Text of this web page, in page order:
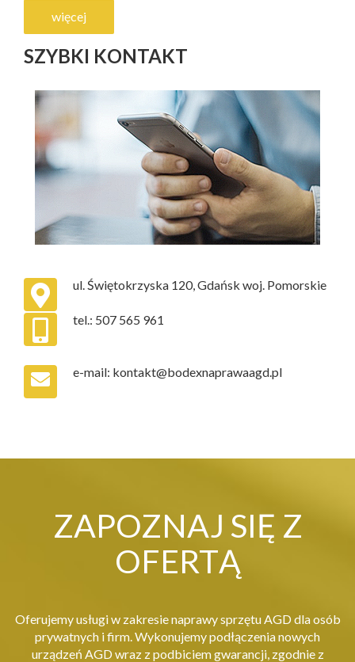
więcej
SZYBKI KONTAKT
ul. Świętokrzyska 120, Gdańsk woj. Pomorskie
tel.: 507 565 961
e-mail: kontakt@bodexnaprawaagd.pl
ZAPOZNAJ SIĘ Z
OFERTĄ
Oferujemy usługi w zakresie naprawy sprzętu AGD dla osób
prywatnych i firm. Wykonujemy podłączenia nowych
urządzeń AGD wraz z podbiciem gwarancji, zgodnie z